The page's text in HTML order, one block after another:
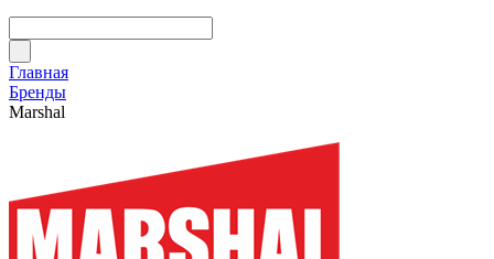
Главная
Бренды
Marshal